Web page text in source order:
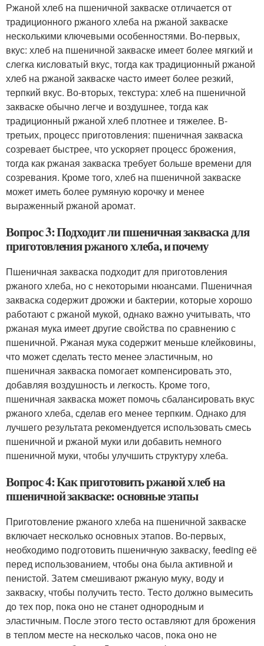
Ржаной хлеб на пшеничной закваске отличается от
традиционного ржаного хлеба на ржаной закваске
несколькими ключевыми особенностями. Во-первых,
вкус: хлеб на пшеничной закваске имеет более мягкий и
слегка кисловатый вкус, тогда как традиционный ржаной
хлеб на ржаной закваске часто имеет более резкий,
терпкий вкус. Во-вторых, текстура: хлеб на пшеничной
закваске обычно легче и воздушнее, тогда как
традиционный ржаной хлеб плотнее и тяжелее. В-
третьих, процесс приготовления: пшеничная закваска
созревает быстрее, что ускоряет процесс брожения,
тогда как ржаная закваска требует больше времени для
созревания. Кроме того, хлеб на пшеничной закваске
может иметь более румяную корочку и менее
выраженный ржаной аромат.
Вопрос 3: Подходит ли пшеничная закваска для
приготовления ржаного хлеба, и почему
Пшеничная закваска подходит для приготовления
ржаного хлеба, но с некоторыми нюансами. Пшеничная
закваска содержит дрожжи и бактерии, которые хорошо
работают с ржаной мукой, однако важно учитывать, что
ржаная мука имеет другие свойства по сравнению с
пшеничной. Ржаная мука содержит меньше клейковины,
что может сделать тесто менее эластичным, но
пшеничная закваска помогает компенсировать это,
добавляя воздушность и легкость. Кроме того,
пшеничная закваска может помочь сбалансировать вкус
ржаного хлеба, сделав его менее терпким. Однако для
лучшего результата рекомендуется использовать смесь
пшеничной и ржаной муки или добавить немного
пшеничной муки, чтобы улучшить структуру хлеба.
Вопрос 4: Как приготовить ржаной хлеб на
пшеничной закваске: основные этапы
Приготовление ржаного хлеба на пшеничной закваске
включает несколько основных этапов. Во-первых,
необходимо подготовить пшеничную закваску, feeding её
перед использованием, чтобы она была активной и
пенистой. Затем смешивают ржаную муку, воду и
закваску, чтобы получить тесто. Тесто должно вымесить
до тех пор, пока оно не станет однородным и
эластичным. После этого тесто оставляют для брожения
в теплом месте на несколько часов, пока оно не